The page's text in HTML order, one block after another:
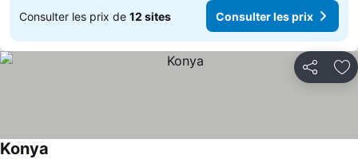
Consulter les prix de 12 sites Consulter les prix
Partager
Konya